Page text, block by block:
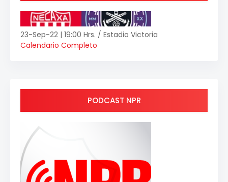
23-Sep-22 | 19:00 Hrs. / Estadio Victoria
Calendario Completo
PODCAST NPR